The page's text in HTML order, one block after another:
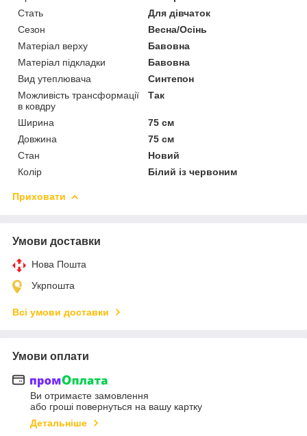
Стать
Для дівчаток
Сезон
Весна/Осінь
Матеріал верху
Бавовна
Матеріал підкладки
Бавовна
Вид утеплювача
Синтепон
Можливість трансформації
в ковдру
Так
Ширина
75 см
Довжина
75 см
Стан
Новий
Колір
Білий із червоним
Приховати
Умови доставки
Нова Пошта
Укрпошта
Всі умови доставки
Умови оплати
Ви отримаєте замовлення
або гроші повернуться на вашу картку
Детальніше